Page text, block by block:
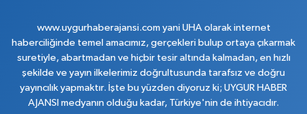
www.uygurhaberajansi.com yani UHA olarak internet
haberciliğinde temel amacımız, gerçekleri bulup ortaya çıkarmak
suretiyle, abartmadan ve hiçbir tesir altında kalmadan, en hızlı
şekilde ve yayın ilkelerimiz doğrultusunda tarafsız ve doğru
yayıncılık yapmaktır. İşte bu yüzden diyoruz ki; UYGUR HABER
AJANSI medyanın olduğu kadar, Türkiye'nin de ihtiyacıdır.